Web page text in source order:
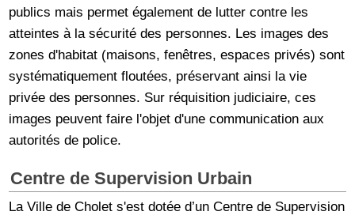
publics mais permet également de lutter contre les
atteintes à la sécurité des personnes. Les images des
zones d'habitat (maisons, fenêtres, espaces privés) sont
systématiquement floutées, préservant ainsi la vie
privée des personnes. Sur réquisition judiciaire, ces
images peuvent faire l'objet d'une communication aux
autorités de police.
Centre de Supervision Urbain
La Ville de Cholet s'est dotée d’un Centre de Supervision